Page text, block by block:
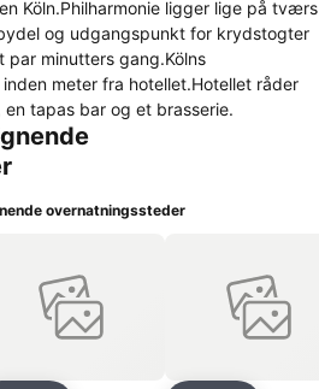
Köln.Philharmonie ligger lige på tværs
og udgangspunkt for krydstogter
par minutters gang.Kölns
meter fra hotellet.Hotellet råder
tapas bar og et brasserie.
overnatningssteder